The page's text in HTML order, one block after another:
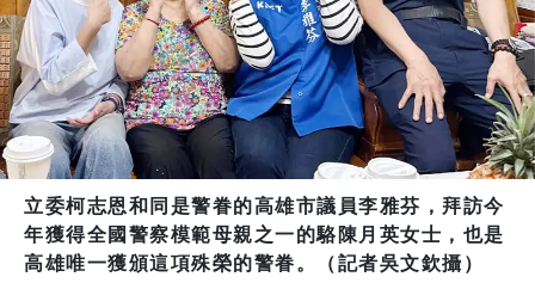
立委柯志恩和同是警眷的高雄市議員李雅芬，拜訪今
年獲得全國警察模範母親之一的駱陳月英女士，也是
高雄唯一獲頒這項殊榮的警眷。（記者吳文欽攝）